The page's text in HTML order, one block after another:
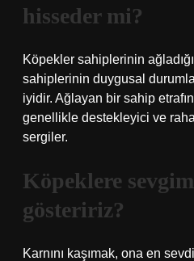
hisseder mi?
Köpekler sahiplerinin
sahiplerinin duygusal
iyidir. Ağlayan bir sahip
genellikle destekleyici ve
sergiler.
Köpeklere
gösteririz?
Karnını kaşımak, ona en